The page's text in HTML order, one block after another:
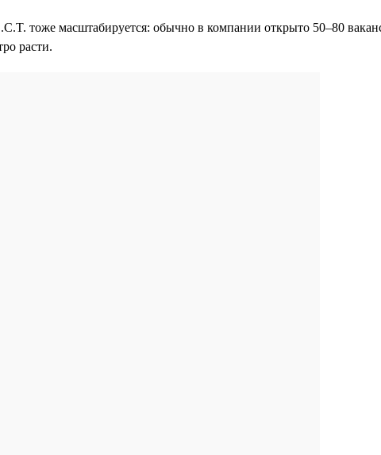
тоже масштабируется: обычно в компании открыто 50–80
расти.